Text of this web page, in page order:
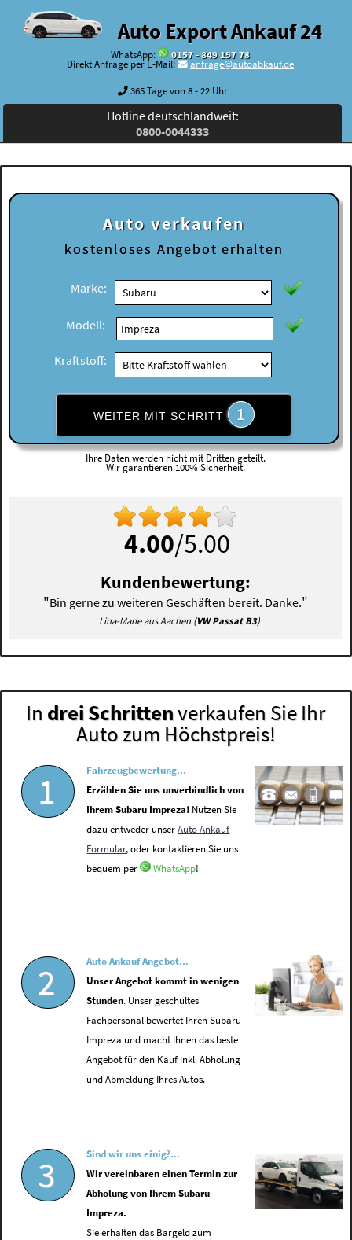
Auto Export Ankauf 24
WhatsApp:
0157 - 849 157 78
Direkt Anfrage per E-Mail:
anfrage@autoabkauf.de
365 Tage von 8 - 22 Uhr
Hotline deutschlandweit:
0800-0044333
Auto verkaufen
kostenloses Angebot erhalten
Marke:
Modell:
Kraftstoff:
WEITER MIT SCHRITT 1
Ihre Daten werden nicht mit Dritten geteilt.
Wir garantieren 100% Sicherheit.
4.00/5.00
Kundenbewertung:
"Bin gerne zu weiteren Geschäften bereit. Danke."
Lina-Marie aus Aachen (VW Passat B3)
In drei Schrittenverkaufen Sie Ihr
Auto zum Höchstpreis!
1
Fahrzeugbewertung...
Erzählen Sie uns unverbindlich von
Ihrem Subaru Impreza! Nutzen Sie
dazu entweder unserAuto Ankauf
Formular, oder kontaktieren Sie uns
bequem per
WhatsApp!
2
Auto Ankauf Angebot...
Unser Angebot kommt in wenigen
Stunden. Unser geschultes
Fachpersonal bewertet Ihren Subaru
Impreza und macht ihnen das beste
Angebot für den Kauf inkl. Abholung
und Abmeldung Ihres Autos.
3
Sind wir uns einig?...
Wir vereinbaren einen Termin zur
Abholung von Ihrem Subaru
Impreza.
Sie erhalten das Bargeld zum